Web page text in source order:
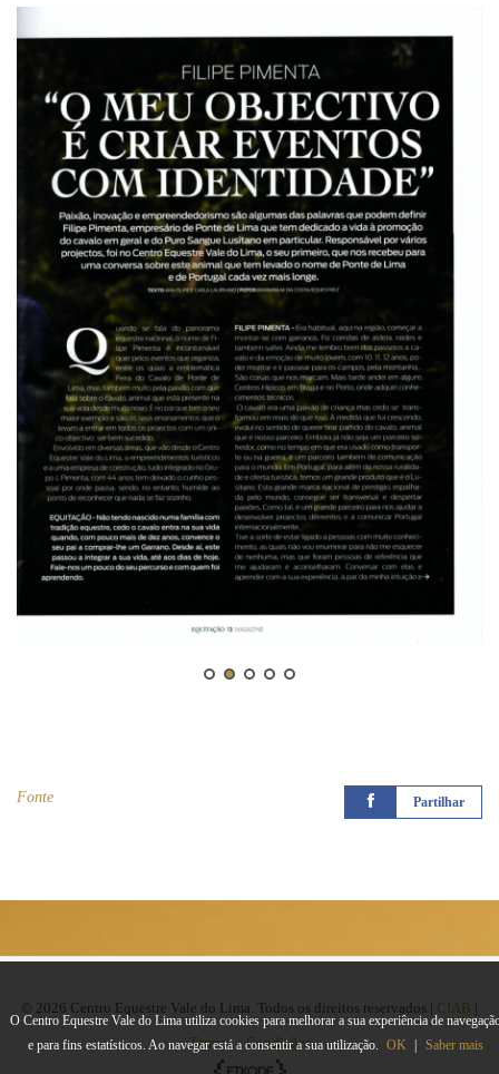
Fonte Partilhar
© 2026 Centro Equestre Vale do Lima. Todos os direitos reservados | CIAB
Termos e Condições
O Centro Equestre Vale do Lima utiliza cookies para melhorar a sua experiência de
e para fins estatísticos. Ao navegar está a consentir a sua utilização. OK Saber mais